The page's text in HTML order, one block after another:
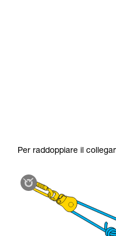
Per raddoppiare il